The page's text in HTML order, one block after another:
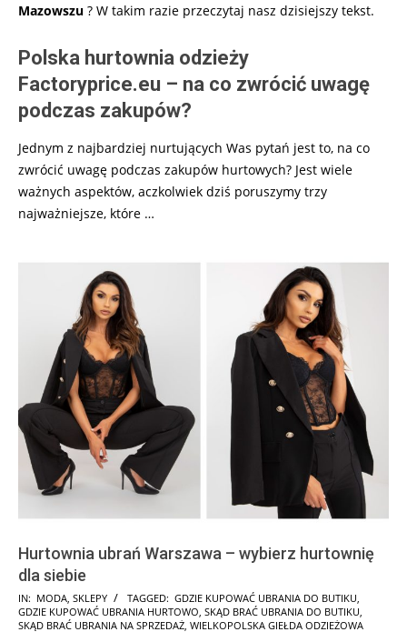
Mazowszu ? W takim razie przeczytaj nasz dzisiejszy tekst.
Polska hurtownia odzieży
Factoryprice.eu – na co zwrócić uwagę
podczas zakupów?
Jednym z najbardziej nurtujących Was pytań jest to, na co
zwrócić uwagę podczas zakupów hurtowych? Jest wiele
ważnych aspektów, aczkolwiek dziś poruszymy trzy
najważniejsze, które …
Hurtownia ubrań Warszawa – wybierz hurtownię
dla siebie
2025-
03-
IN: MODA, SKLEPY TAGGED: GDZIE KUPOWAĆ UBRANIA DO BUTIKU,
GDZIE KUPOWAĆ UBRANIA HURTOWO, SKĄD BRAĆ UBRANIA DO BUTIKU,
SKĄD BRAĆ UBRANIA NA SPRZEDAŻ, WIELKOPOLSKA GIEŁDA ODZIEŻOWA